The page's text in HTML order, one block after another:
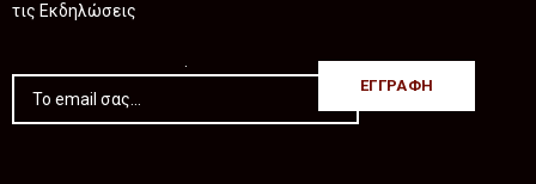
τις Εκδηλώσεις